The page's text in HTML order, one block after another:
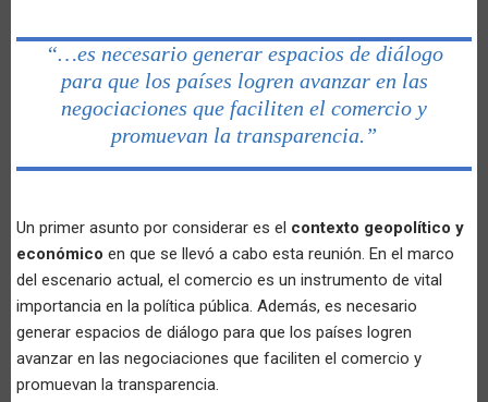
“…es necesario generar espacios de diálogo
para que los países logren avanzar en las
negociaciones que faciliten el comercio y
promuevan la transparencia.”
Un primer asunto por considerar es el contexto geopolítico y
económico en que se llevó a cabo esta reunión. En el marco
del escenario actual, el comercio es un instrumento de vital
importancia en la política pública. Además, es necesario
generar espacios de diálogo para que los países logren
avanzar en las negociaciones que faciliten el comercio y
promuevan la transparencia.